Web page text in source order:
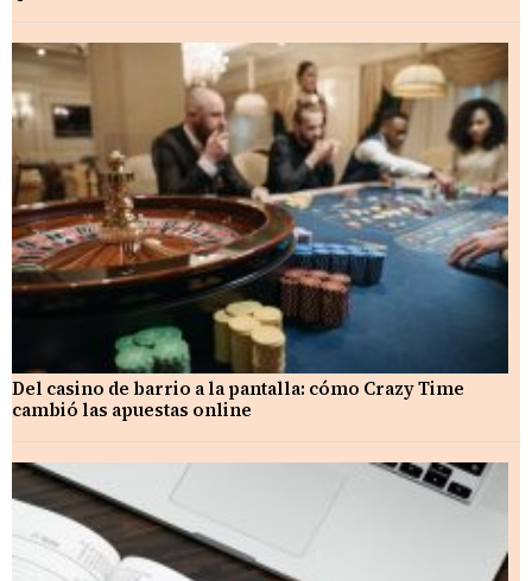
Del casino de barrio a la pantalla: cómo Crazy Time
cambió las apuestas online